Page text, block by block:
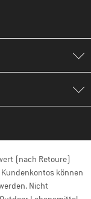
(nach Retoure)
können
Nicht